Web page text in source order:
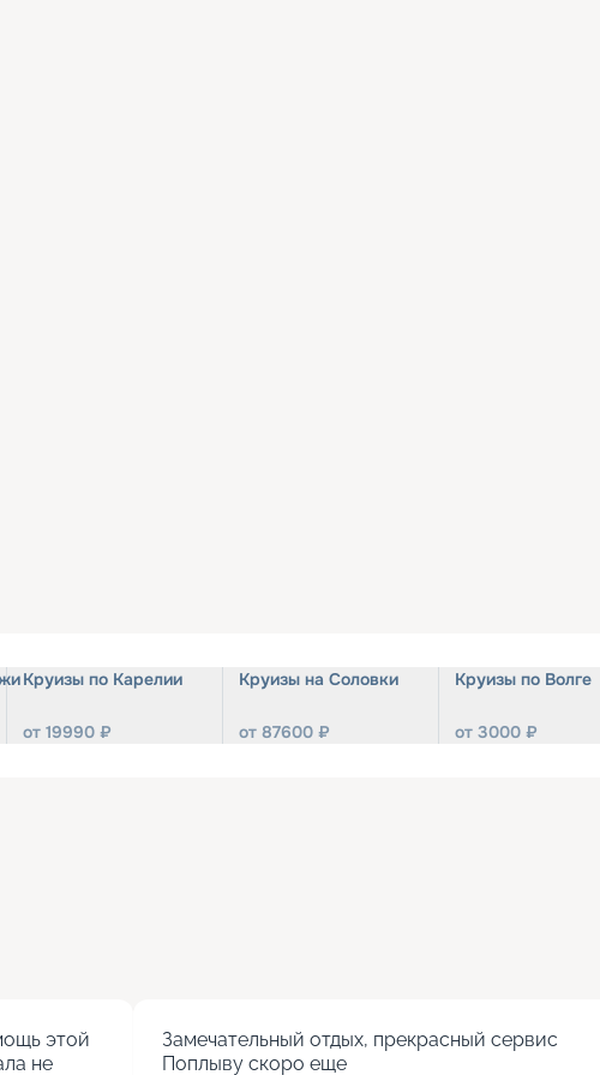
Круизы по Карелии
от 19990 ₽
Круизы на Соловки
от 87600 ₽
Круизы по Волге
от 3000 ₽
этой
не
Замечательный отдых, прекрасный сервис
Поплыву скоро еще